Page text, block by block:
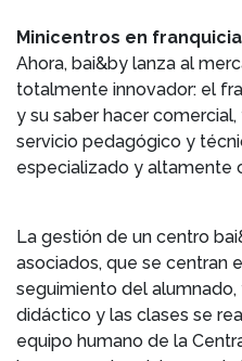
Minicentros en franquicia
Ahora, bai&by lanza al
totalmente innovador: el
y su saber hacer
servicio pedagógico y
especializado y altamente
La gestión de un centro
asociados, que se centran
seguimiento del
didáctico y las clases se
equipo humano de la